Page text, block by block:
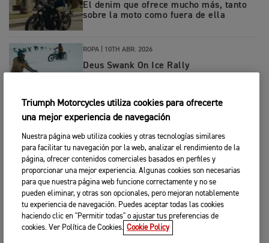
El denim que ofrece mucho más, tanto
sobre la moto como fuera de ella
ROPA 10TH ABR. 2026
Deus Swank On Ice Rally
nuevo videojuego de James Bond '007:
First Light’
MARCA|25TH MAR. 2026
Triumph Motorcycles Presenta La
Exclusiva Speed Twin 1200 Cafe Racer
DGR Edition
|23RD MAR. 2026
Triumph Motorcycles utiliza cookies para ofrecerte
una mejor experiencia de navegación
Nuestra página web utiliza cookies y otras tecnologías similares
para facilitar tu navegación por la web, analizar el rendimiento de la
página, ofrecer contenidos comerciales basados en perfiles y
proporcionar una mejor experiencia. Algunas cookies son necesarias
para que nuestra página web funcione correctamente y no se
pueden eliminar, y otras son opcionales, pero mejoran notablemente
tu experiencia de navegación. Puedes aceptar todas las cookies
haciendo clic en "Permitir todas" o ajustar tus preferencias de
cookies. Ver Política de Cookies. Cookie Policy